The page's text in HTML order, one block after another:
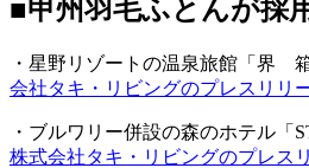
■甲州羽毛ふとんが採
・星野リゾートの温泉旅館「界
会社タキ・リビングのプレスリリ
・ブルワリー併設の森のホテル「
株式会社タキ・リビングのプレス